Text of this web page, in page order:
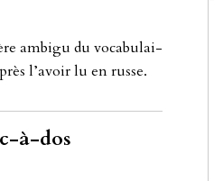
am­bi­gu du vo­ca­bu­lai­
l’avoir lu en rus­se.
à-dos